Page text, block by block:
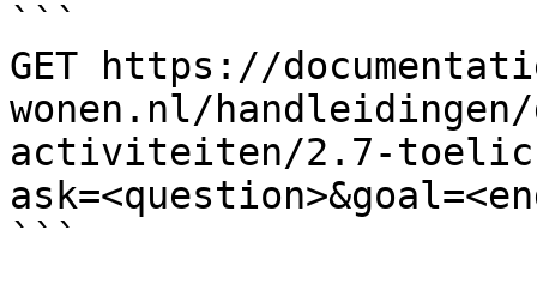
```
GET https://
wonen.nl/
activiteiten/2.7-
```